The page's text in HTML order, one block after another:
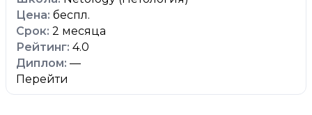
беспл.
2 месяца
4.0
—
Перейти